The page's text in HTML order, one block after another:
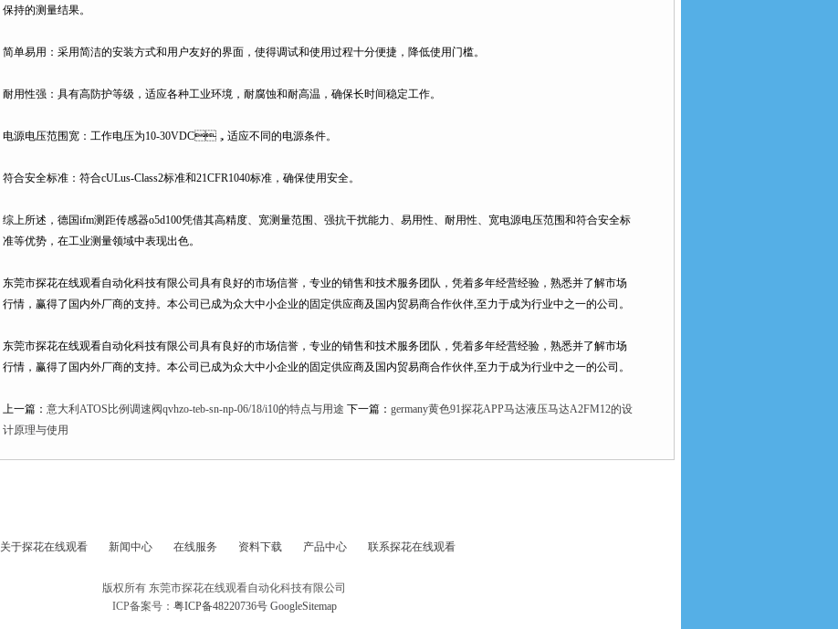
保持的测量结果。
简单易用：采用简洁的安装方式和用户友好的界面，使得调试和使用过程十分便捷，降低使用门槛。
耐用性强：具有高防护等级，适应各种工业环境，耐腐蚀和耐高温，确保长时间稳定工作。
电源电压范围宽：工作电压为10-30VDC，适应不同的电源条件。
符合安全标准：符合cULus-Class2标准和21CFR1040标准，确保使用安全。
综上所述，德国ifm测距传感器o5d100凭借其高精度、宽测量范围、强抗干扰能力、易用性、耐用性、宽电源电压范围和符合安全标
准等优势，在工业测量领域中表现出色。
东莞市探花在线观看自动化科技有限公司具有良好的市场信誉，专业的销售和技术服务团队，凭着多年经营经验，熟悉并了解市场
行情，赢得了国内外厂商的支持。本公司已成为众大中小企业的固定供应商及国内贸易商合作伙伴,至力于成为行业中之一的公司。
东莞市探花在线观看自动化科技有限公司具有良好的市场信誉，专业的销售和技术服务团队，凭着多年经营经验，熟悉并了解市场
行情，赢得了国内外厂商的支持。本公司已成为众大中小企业的固定供应商及国内贸易商合作伙伴,至力于成为行业中之一的公司。
上一篇： 意大利ATOS比例调速阀qvhzo-teb-sn-np-06/18/i10的特点与用途 下一篇： germany黄色91探花APP马达液压马达A2FM12的设
计原理与使用
关于探花在线观看 新闻中心 在线服务 资料下载 产品中心 联系探花在线观看
版权所有 东莞市探花在线观看自动化科技有限公司
ICP备案号： 粤ICP备48220736号 GoogleSitemap